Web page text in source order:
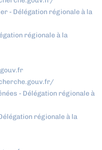
régionale à la
régionale à la